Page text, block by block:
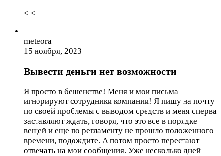
< <
meteora
15 ноября, 2023
Вывести деньги нет возможности
Я просто в бешенстве! Меня и мои письма
игнорируют сотрудники компании! Я пишу на почту
по своей проблемы с выводом средств и меня сперва
заставляют ждать, говоря, что это все в порядке
вещей и еще по регламенту не прошло положенного
времени, подождите. А потом просто перестают
отвечать на мои сообщения. Уже несколько дней